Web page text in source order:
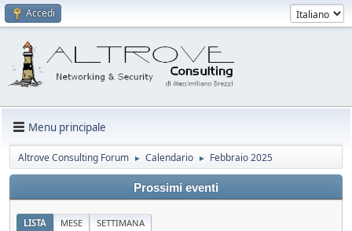
Accedi
Menu principale
Altrove Consulting Forum ► Calendario ► Febbraio 2025
Prossimi eventi
LISTA MESE SETTIMANA